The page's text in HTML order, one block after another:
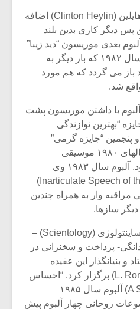
زندگی نامه نویس کلینتون هایلین (Clinton Heylin) اضافه
دیگر کاری بدین بلند
بعدی موریسون “دید زیبا”
(Beautiful Vision) بود در سال ۱۹۸۲ که بار دیگر به
باز می گردد که هم مورد
شد.
آلبوم با داشتن موریسون پشت
“بهترین نوازندگی
“جایزه گرمی”
(Gramy Award) بود. در سالهای ۱۹۸۰ موسیقی
موریسون بیشتر عرفانی بود. آلبوم سال ۱۹۸۳ وی
“سخنان گنگ دل” (Inarticulate Speech of the Heart)
وار به همراه چندین
سازها.
در این دوره وی به تحصیل ساینتولوژی (Scientology) –
پرداخت و سخنرانی در
و بنیانگذار این عقیده
ال.رون هوبارد (L. Ron Hubbard) برگزار کرد. “احساس
عجیب” (A Sense of Wonder) آلبوم سال ۱۹۸۵
روحانی چهار آلبوم پیش
موسیقی
دوره
موسیقی